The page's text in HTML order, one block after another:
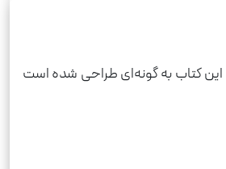
این کتاب به گونه‌ای طراحی شده است